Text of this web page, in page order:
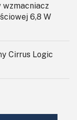
6,8 W
Cirrus Logic